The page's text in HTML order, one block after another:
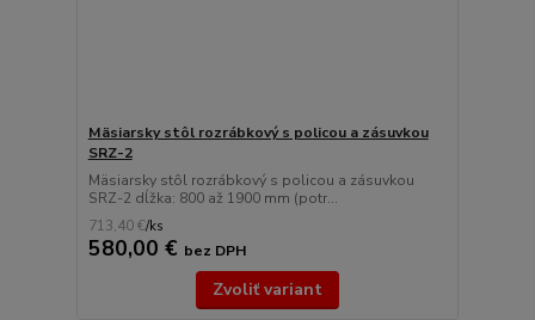
Mäsiarsky stôl rozrábkový s policou a zásuvkou
SRZ-2
Mäsiarsky stôl rozrábkový s policou a zásuvkou
SRZ-2 dĺžka: 800 až 1900 mm (potr...
713,40 €/ks
580,00 € bez DPH
Zvoliť variant